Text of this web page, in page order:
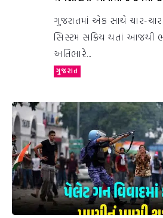
ગુજરાતમાં એક સાથે ચાર-
સિસ્ટમ સક્રિય થતાં આજથી
અતિભારે...
ગુજરાત